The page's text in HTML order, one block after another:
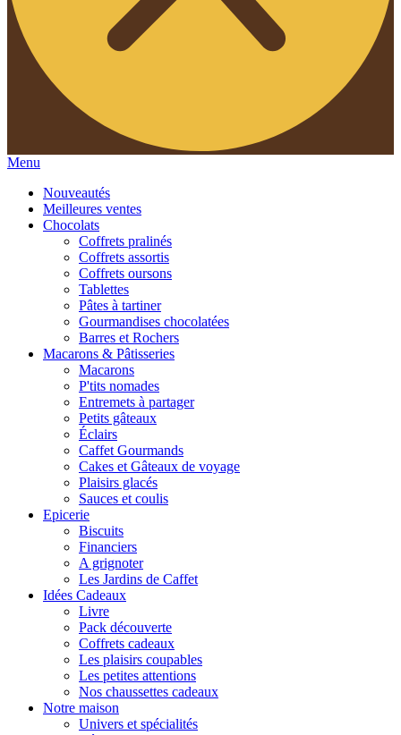
Menu
Nouveautés
Meilleures ventes
Chocolats
Coffrets pralinés
Coffrets assortis
Coffrets oursons
Tablettes
Pâtes à tartiner
Gourmandises chocolatées
Barres et Rochers
Macarons & Pâtisseries
Macarons
P'tits nomades
Entremets à partager
Petits gâteaux
Éclairs
Caffet Gourmands
Cakes et Gâteaux de voyage
Plaisirs glacés
Sauces et coulis
Epicerie
Biscuits
Financiers
A grignoter
Les Jardins de Caffet
Idées Cadeaux
Livre
Pack découverte
Coffrets cadeaux
Les plaisirs coupables
Les petites attentions
Nos chaussettes cadeaux
Notre maison
Univers et spécialités